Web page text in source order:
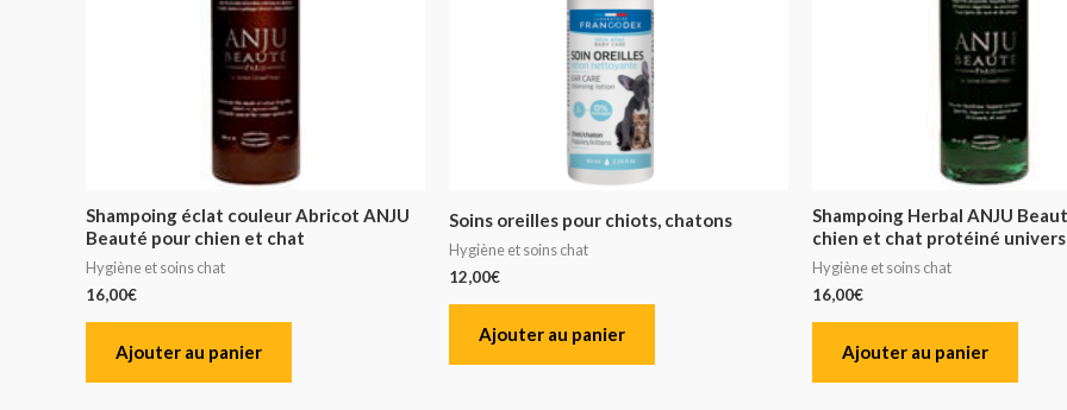
Shampoing éclat couleur Abricot ANJU
Beauté pour chien et chat
Hygiène et soins chat
16,00€
Ajouter au panier
Soins oreilles pour chiots, chatons
Hygiène et soins chat
12,00€
Ajouter au panier
Shampoing Herbal ANJU
chien et chat protéiné
Hygiène et soins chat
16,00€
Ajouter au panier